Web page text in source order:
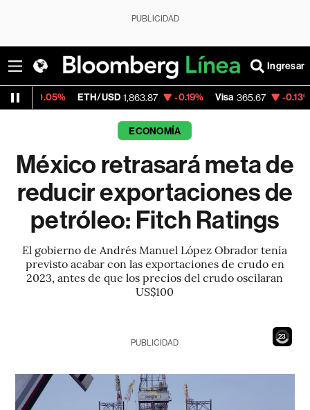
PUBLICIDAD
Ingresar
ETH/USD 1,863.87 -0.19% Visa 365.67 -0.13%
ECONOMÍA
México retrasará meta de
reducir exportaciones de
petróleo: Fitch Ratings
El gobierno de Andrés Manuel López Obrador tenía
previsto acabar con las exportaciones de crudo en
2023, antes de que los precios del crudo oscilaran
US$100
21
PUBLICIDAD